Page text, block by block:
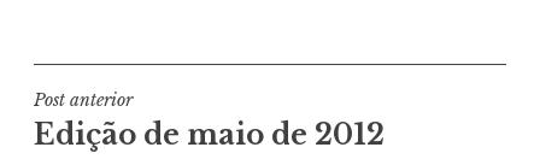
Navegação
de
Post anterior
Edição de maio de 2012